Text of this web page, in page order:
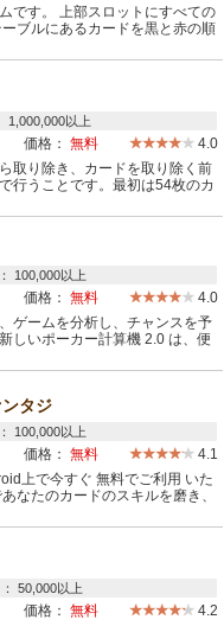
です。 上部スロットにすべての
ブルにあるカードを黒と赤の順
1,000,000以上
価格： 無料
4.0
取り除き、カードを取り除く前
行うことです。最初は54枚のカ
100,000以上
価格： 無料
4.0
ゲームを分析し、チャンスを予
しいポーカー計算機 2.0 は、便
タジ
100,000以上
価格： 無料
4.1
上で今すぐ 無料でご利用 いた
なたのカードのスキルを磨き、
50,000以上
価格： 無料
4.2